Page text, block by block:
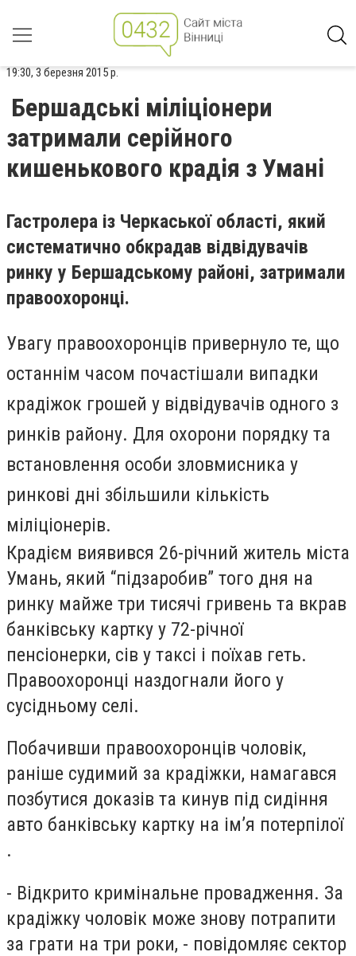
19:30, 3 березня 2015 р.
Бершадські міліціонери
затримали серійного
кишенькового крадія з Умані
Гастролера із Черкаської області, який
систематично обкрадав відвідувачів
ринку у Бершадському районі, затримали
правоохоронці.
Увагу правоохоронців привернуло те, що
останнім часом почастішали випадки
крадіжок грошей у відвідувачів одного з
ринків району. Для охорони порядку та
встановлення особи зловмисника у
ринкові дні збільшили кількість
міліціонерів.
Крадієм виявився 26-річний житель міста
Умань, який “підзаробив” того дня на
ринку майже три тисячі гривень та вкрав
банківську картку у 72-річної
пенсіонерки, сів у таксі і поїхав геть.
Правоохоронці наздогнали його у
сусідньому селі.
Побачивши правоохоронців чоловік,
раніше судимий за крадіжки, намагався
позбутися доказів та кинув під сидіння
авто банківську картку на ім’я потерпілої
.
- Відкрито кримінальне провадження. За
крадіжку чоловік може знову потрапити
за грати на три роки, - повідомляє сектор